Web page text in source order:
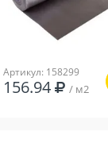
Артикул: 158299
156.94 / м2